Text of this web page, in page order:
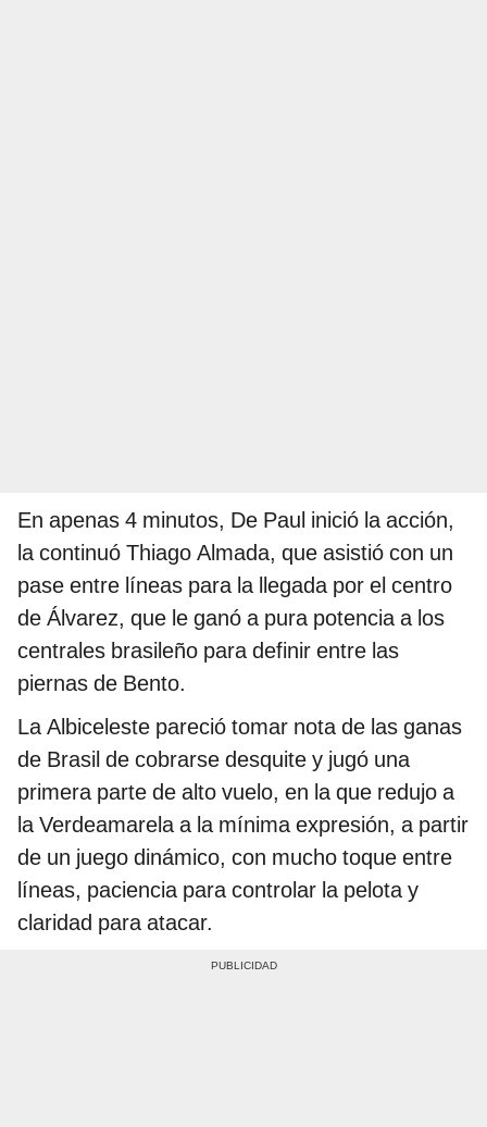
En apenas 4 minutos, De Paul inició la acción,
la continuó Thiago Almada, que asistió con un
pase entre líneas para la llegada por el centro
de Álvarez, que le ganó a pura potencia a los
centrales brasileño para definir entre las
piernas de Bento.
La Albiceleste pareció tomar nota de las ganas
de Brasil de cobrarse desquite y jugó una
primera parte de alto vuelo, en la que redujo a
la Verdeamarela a la mínima expresión, a partir
de un juego dinámico, con mucho toque entre
líneas, paciencia para controlar la pelota y
claridad para atacar.